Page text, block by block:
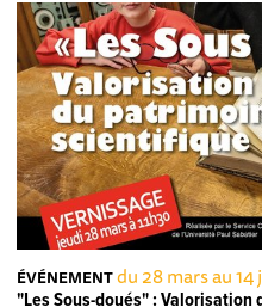
ÉVÉNEMENTdu 28 mars au 14
"Les Sous-doués" :